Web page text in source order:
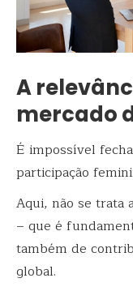
A
mercado
É impossível
participação
Aqui, não se trata
– que é
também de
global.